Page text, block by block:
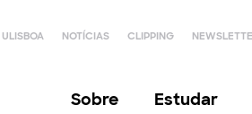
ULISBOA NOTÍCIAS CLIPPING
Sobre Estudar